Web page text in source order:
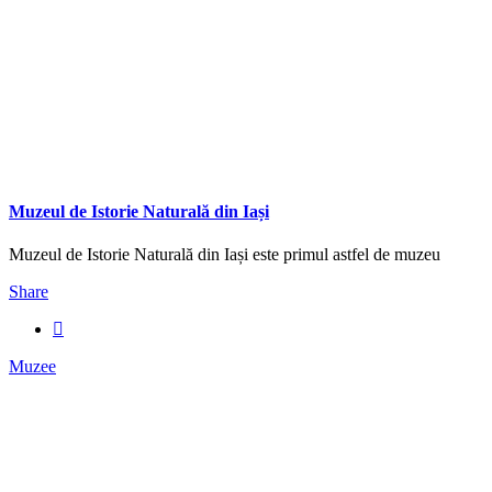
Muzeul de Istorie Naturală din Iași
Muzeul de Istorie Naturală din Iași este primul astfel de muzeu
Share
Muzee